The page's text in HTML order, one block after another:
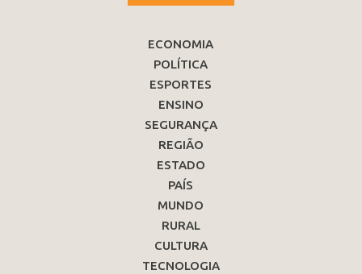
ECONOMIA
POLÍTICA
ESPORTES
ENSINO
SEGURANÇA
REGIÃO
ESTADO
PAÍS
MUNDO
RURAL
CULTURA
TECNOLOGIA